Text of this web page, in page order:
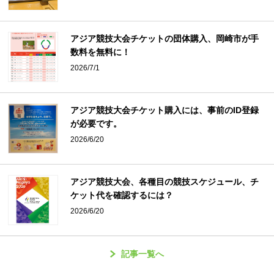
アジア競技大会チケットの団体購入、岡崎市が手
数料を無料に！
2026/7/1
アジア競技大会チケット購入には、事前のID登録
が必要です。
2026/6/20
アジア競技大会、各種目の競技スケジュール、チ
ケット代を確認するには？
2026/6/20
記事一覧へ